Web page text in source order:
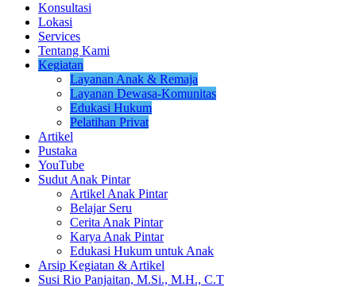
Konsultasi
Lokasi
Services
Tentang Kami
Kegiatan
Layanan Anak & Remaja
Layanan Dewasa-Komunitas
Edukasi Hukum
Pelatihan Privat
Artikel
Pustaka
YouTube
Sudut Anak Pintar
Artikel Anak Pintar
Belajar Seru
Cerita Anak Pintar
Karya Anak Pintar
Edukasi Hukum untuk Anak
Arsip Kegiatan & Artikel
Susi Rio Panjaitan, M.Si., M.H., C.T